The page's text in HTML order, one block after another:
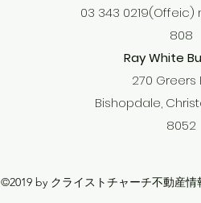
03 343 0219(Offeic)
808
Ray White
270 Greers
Bishopdale,
8052
©2019 by クライストチャーチ不動産